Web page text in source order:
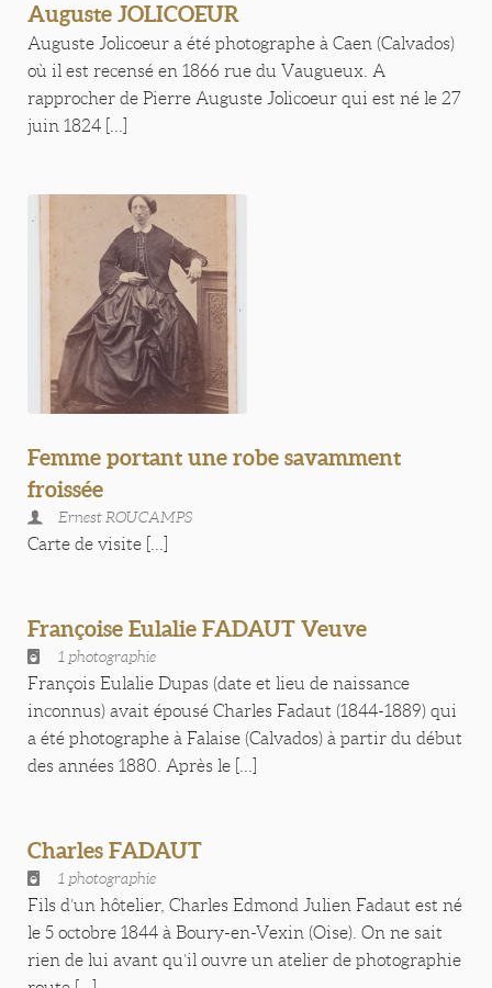
Auguste JOLICOEUR
Auguste Jolicoeur a été photographe à Caen (Calvados)
où il est recensé en 1866 rue du Vaugueux. A
rapprocher de Pierre Auguste Jolicoeur qui est né le 27
juin 1824 [...]
Femme portant une robe savamment
froissée
Ernest ROUCAMPS
Carte de visite [...]
Françoise Eulalie FADAUT Veuve
1 photographie
François Eulalie Dupas (date et lieu de naissance
inconnus) avait épousé Charles Fadaut (1844-1889) qui
a été photographe à Falaise (Calvados) à partir du début
des années 1880. Après le [...]
Charles FADAUT
1 photographie
Fils d’un hôtelier, Charles Edmond Julien Fadaut est né
le 5 octobre 1844 à Boury-en-Vexin (Oise). On ne sait
rien de lui avant qu’il ouvre un atelier de photographie